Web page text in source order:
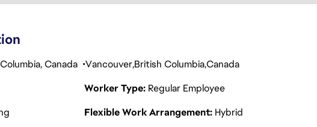
Canada VancouverBritish ColumbiaCanada
Worker Type Regular Employee
Flexible Work Arrangement Hybrid